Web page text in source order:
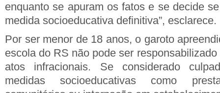
enquanto se apuram os fatos e se decide
medida socioeducativa definitiva”, esclarece.
Por ser menor de 18 anos, o garoto
escola do RS não pode ser
atos infracionais. Se considerado
medidas socioeducativas como